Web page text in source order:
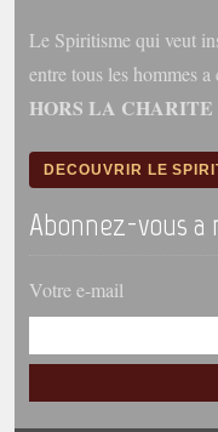
Le Spiritisme qui veut
entre tous les hommes
HORS LA CHARITE
DECOUVRIR LE
Abonnez-vous
Votre e-mail